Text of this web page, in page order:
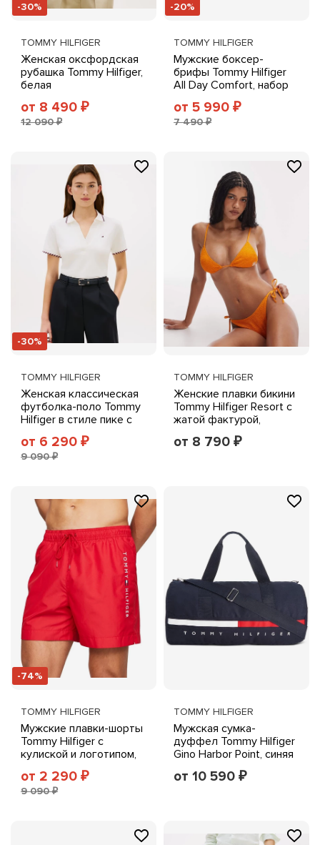
-30%
TOMMY HILFIGER
Женская оксфордская
рубашка Tommy Hilfiger,
белая
от 8 490 ₽
12 090 ₽
-20%
TOMMY HILFIGER
Мужские боксер-
брифы Tommy Hilfiger
All Day Comfort, набор
из 3 шт., разноцветные
от 5 990 ₽
7 490 ₽
-30%
TOMMY HILFIGER
Женская классическая
футболка-поло Tommy
Hilfiger в стиле пике с
коротким рукавом
белого цвета
от 6 290 ₽
9 090 ₽
TOMMY HILFIGER
Женские плавки бикини
Tommy Hilfiger Resort с
жатой фактурой,
от 8 790 ₽
-74%
TOMMY HILFIGER
Мужские плавки-шорты
Tommy Hilfiger с
кулиской и логотипом,
внутр. шов 18 см
от 2 290 ₽
9 090 ₽
TOMMY HILFIGER
Мужская сумка-
дуффел Tommy Hilfiger
Gino Harbor Point, синяя
от 10 590 ₽